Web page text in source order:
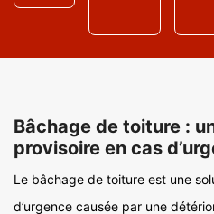
Bâchage de toiture :
provisoire en cas
Le bâchage de toiture est une
d’urgence causée par une